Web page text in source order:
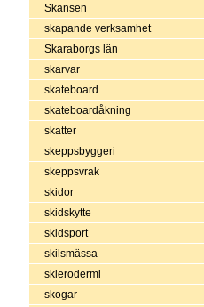
Skansen
skapande verksamhet
Skaraborgs län
skarvar
skateboard
skateboardåkning
skatter
skeppsbyggeri
skeppsvrak
skidor
skidskytte
skidsport
skilsmässa
sklerodermi
skogar